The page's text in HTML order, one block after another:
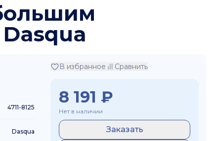
4711-8125
Dasqua
В избранное Сравнить
8 191 ₽
Нет в наличии
Заказать